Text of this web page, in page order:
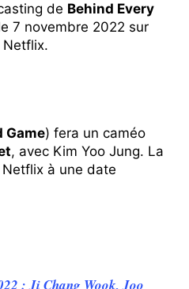
de Behind Every
7 novembre 2022 sur
Game) fera un caméo
, avec Kim Yoo Jung. La
à une date